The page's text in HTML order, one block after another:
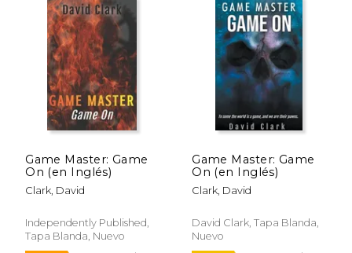
15%
dcto.
12%
dcto.
Game Master: Game
On (en Inglés)
Clark, David
Independently Published,
Tapa Blanda, Nuevo
Game Master: Game
On (en Inglés)
Clark, David
David Clark, Tapa Blanda,
Nuevo